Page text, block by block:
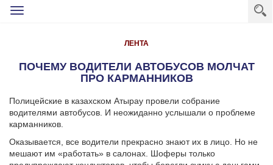
Toggle
ЛЕНТА
ПОЧЕМУ ВОДИТЕЛИ АВТОБУСОВ МОЛЧАТ
ПРО КАРМАННИКОВ
Полицейские в казахском Атырау провели собрание
водителями автобусов. И неожиданно услышали о проблеме
карманников.
Оказывается, все водители прекрасно знают их в лицо. Но не
мешают им «работать» в салонах. Шоферы только